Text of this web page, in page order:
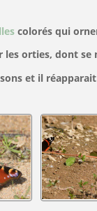
colorés qui
orties, dont se
et il